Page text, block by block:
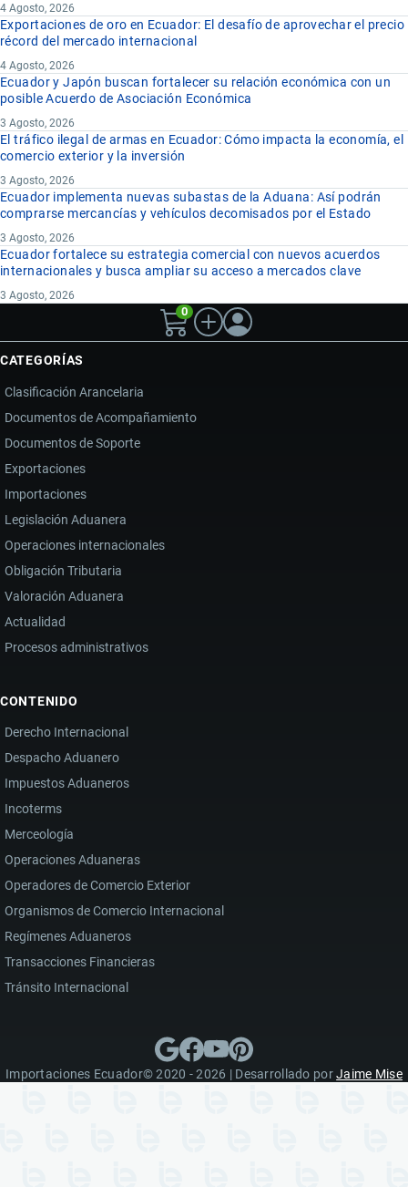
4 Agosto, 2026
Exportaciones de oro en Ecuador: El desafío de aprovechar el precio
récord del mercado internacional
4 Agosto, 2026
Ecuador y Japón buscan fortalecer su relación económica con un
posible Acuerdo de Asociación Económica
3 Agosto, 2026
El tráfico ilegal de armas en Ecuador: Cómo impacta la economía, el
comercio exterior y la inversión
3 Agosto, 2026
Ecuador implementa nuevas subastas de la Aduana: Así podrán
comprarse mercancías y vehículos decomisados por el Estado
3 Agosto, 2026
Ecuador fortalece su estrategia comercial con nuevos acuerdos
internacionales y busca ampliar su acceso a mercados clave
3 Agosto, 2026
0
CATEGORÍAS
Clasificación Arancelaria
Documentos de Acompañamiento
Documentos de Soporte
Exportaciones
Importaciones
Legislación Aduanera
Operaciones internacionales
Obligación Tributaria
Valoración Aduanera
Actualidad
Procesos administrativos
CONTENIDO
Derecho Internacional
Despacho Aduanero
Impuestos Aduaneros
Incoterms
Merceología
Operaciones Aduaneras
Operadores de Comercio Exterior
Organismos de Comercio Internacional
Regímenes Aduaneros
Transacciones Financieras
Tránsito Internacional
Importaciones Ecuador© 2020 - 2026 | Desarrollado porJaime Mise